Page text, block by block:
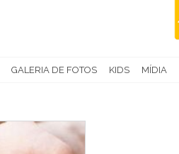
GALERIA DE FOTOS KIDS MÍDIA